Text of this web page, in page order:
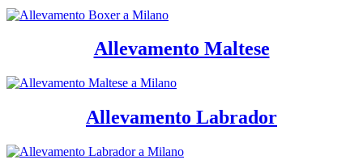
Allevamento Maltese
Allevamento Labrador